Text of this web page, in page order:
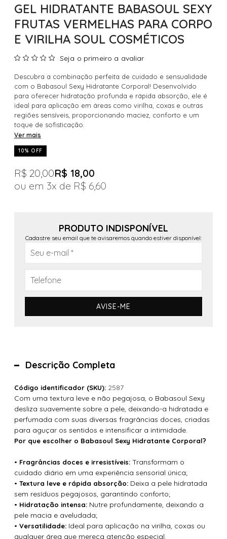
GEL HIDRATANTE BABASOUL SEXY
FRUTAS VERMELHAS PARA CORPO
E VIRILHA SOUL COSMÉTICOS
Seja o primeiro a avaliar
Descubra a combinação perfeita de cuidado e sensualidade
com o Babasoul Sexy Hidratante Corporal! Desenvolvido
para oferecer hidratação profunda e rápida absorção, ele é
ideal para aplicação em áreas como virilha, coxas e outras
regiões sensíveis, proporcionando maciez, conforto e um
toque de sofisticação.
Ver mais
10% OFF
R$ 20,00R$ 18,00
3x
R$ 6,60
PRODUTO INDISPONÍVEL
Cadastre seu email que te avisaremos quando estiver disponível:
AVISE-ME
Descrição Completa
Código identificador (SKU): 2587
Com uma textura leve e não pegajosa, o Babasoul Sexy
desliza suavemente sobre a pele, deixando-a hidratada e
perfumada com suas diversas fragrâncias doces, criadas
para aguçar os sentidos e intensificar a intimidade.
Por que escolher o Babasoul Sexy Hidratante Corporal?
• Fragrâncias doces e irresistíveis: Transformam o
cuidado diário em uma experiência sensorial única;
• Textura leve e rápida absorção: Deixa a pele hidratada
sem resíduos pegajosos, garantindo conforto;
• Hidratação intensa: Nutre profundamente, deixando a
pele macia e aveludada;
• Versatilidade: Ideal para aplicação na virilha, coxas ou
qualquer área que mereça atenção especial.